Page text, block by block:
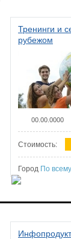
Тренинги и
рубежом
00.00.0000
Стоимость:
Город По